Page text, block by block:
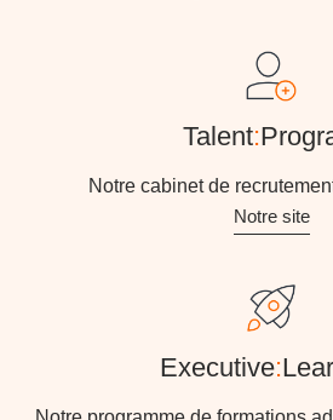
Talent:
Notre cabinet de
Notre site
Executive: